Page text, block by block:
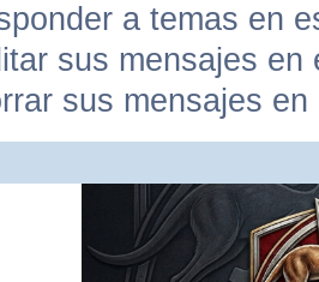
a temas en
sus mensajes en
sus mensajes